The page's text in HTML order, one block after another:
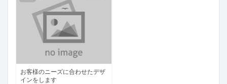
お客様のニーズに合わせたデザ
インをします